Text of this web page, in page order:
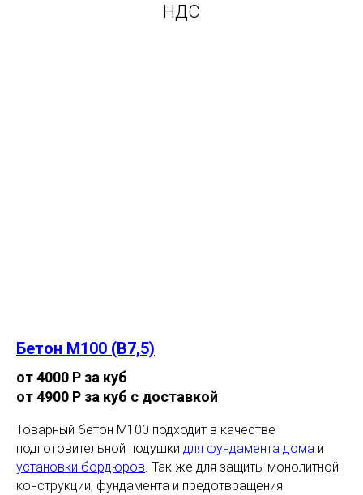
НДС
Бетон М100 (В7,5)
от 4000 Р за куб
от 4900 Р за куб с доставкой
Товарный бетон М100 подходит в качестве
подготовительной подушки для фундамента дома и
установки бордюров . Так же для защиты монолитной
конструкции, фундамента и предотвращения